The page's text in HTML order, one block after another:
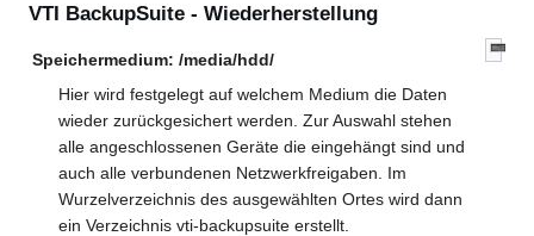
VTI BackupSuite - Wiederherstellung
Speichermedium: /media/hdd/
Hier wird festgelegt auf welchem Medium die Daten
wieder zurückgesichert werden. Zur Auswahl stehen
alle angeschlossenen Geräte die eingehängt sind und
auch alle verbundenen Netzwerkfreigaben. Im
Wurzelverzeichnis des ausgewählten Ortes wird dann
ein Verzeichnis vti-backupsuite erstellt.